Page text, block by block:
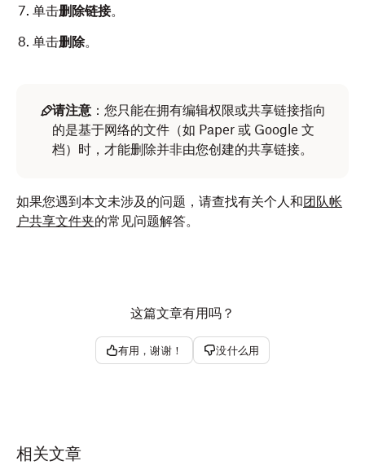
单击删除链接。
单击删除。
Dropbox 文件夹。
右键单击或按住 Command 键的同时单击要删除链接
的文件或文件夹。
单击 设置。
打开Dropbox 移动应用 。
在您要删除链接的文件或文件夹旁边点按
（更多选
点按管理访问权限。
请注意 ： 您只能在拥有编辑权限或共享链接指向
的是基于网络的文件（如 Paper 或 Google 文
档）时，才能删除并非由您创建的共享链接。
如果您遇到本文未涉及的问题，请查找有关个人和团队帐
户共享文件夹的常见问题解答。
这篇文章有用吗？
有用，谢谢！ 没什么用
相关文章